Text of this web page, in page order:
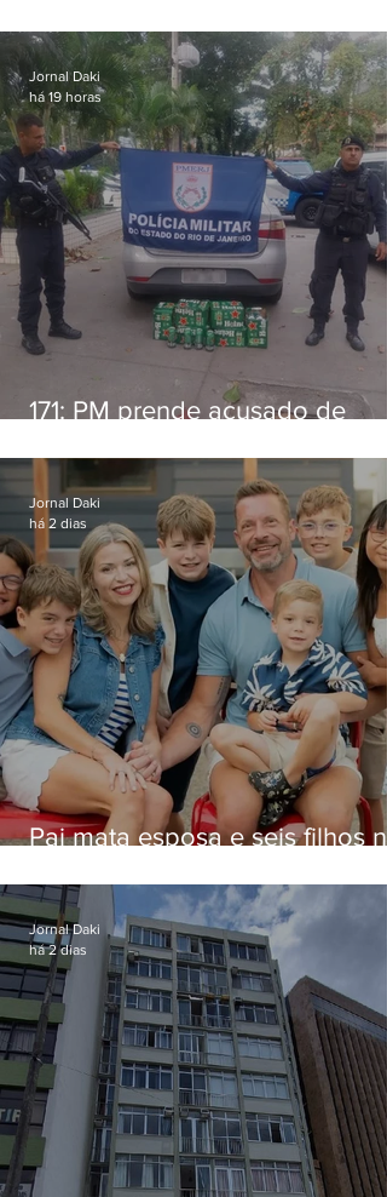
171: PM prende acusado de
Niterói
Jornal Daki
há 19 horas
Pai mata esposa e seis filhos
Jornal Daki
há 2 dias
Jornal Daki
há 2 dias